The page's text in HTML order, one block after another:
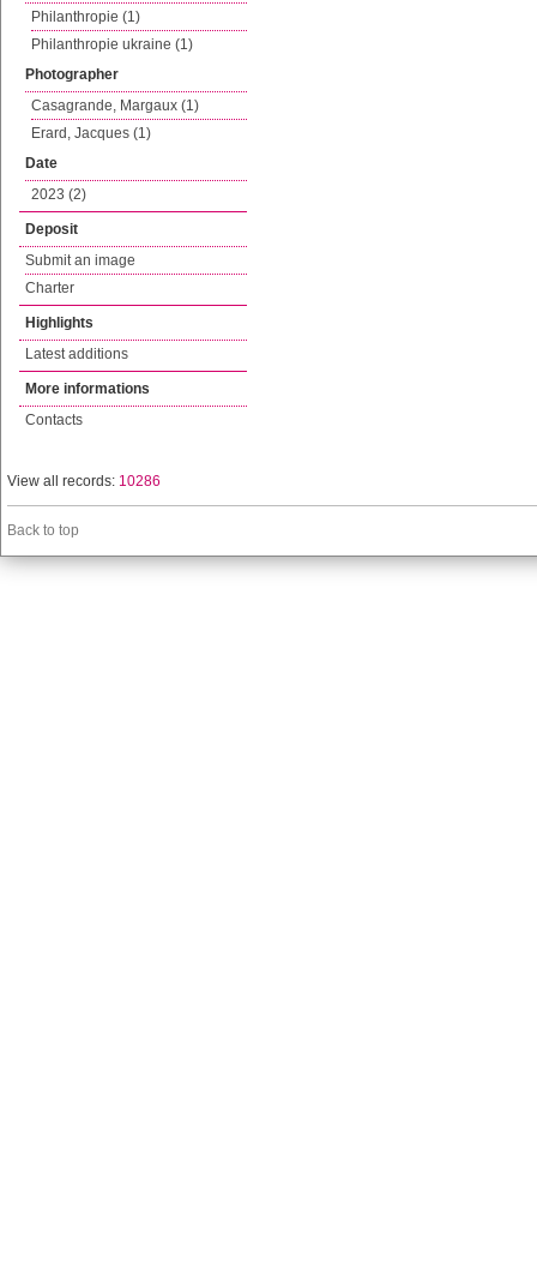
Philanthropie (1)
Philanthropie ukraine (1)
Photographer
Casagrande, Margaux (1)
Erard, Jacques (1)
Date
2023 (2)
Deposit
Submit an image
Charter
Highlights
Latest additions
More informations
Contacts
View all records: 10286
Back to top